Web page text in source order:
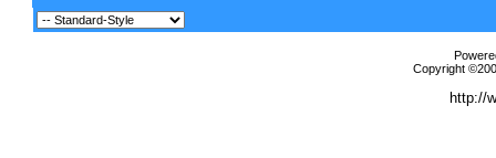
Copyright
http://